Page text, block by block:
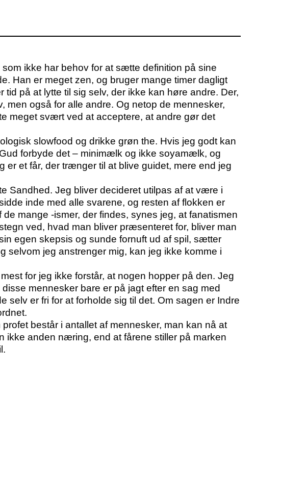
ikke har behov for at sætte definition på sine
Han er meget zen, og bruger mange timer dagligt
på at lytte til sig selv, der ikke kan høre andre. Der,
men også for alle andre. Og netop de mennesker,
meget svært ved at acceptere, at andre gør det
slowfood og drikke grøn the. Hvis jeg godt kan
forbyde det – minimælk og ikke soyamælk, og
et får, der trænger til at blive guidet, mere end jeg
Sandhed. Jeg bliver decideret utilpas af at være i
inde med alle svarene, og resten af flokken er
mange -ismer, der findes, synes jeg, at fanatismen
ved, hvad man bliver præsenteret for, bliver man
egen skepsis og sunde fornuft ud af spil, sætter
selvom jeg anstrenger mig, kan jeg ikke komme i
for jeg ikke forstår, at nogen hopper på den. Jeg
mennesker bare er på jagt efter en sag med
er fri for at forholde sig til det. Om sagen er Indre
består i antallet af mennesker, man kan nå at
ikke anden næring, end at fårene stiller på marken